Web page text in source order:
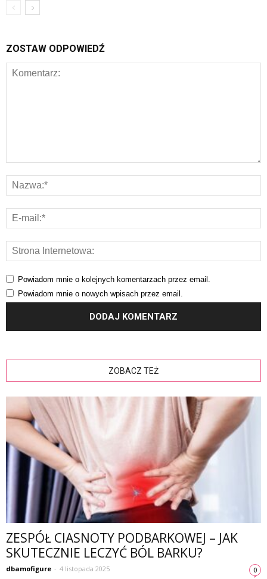
ZOSTAW ODPOWIEDŹ
Powiadom mnie o kolejnych komentarzach przez email.
Powiadom mnie o nowych wpisach przez email.
ZOBACZ TEŻ
ZESPÓŁ CIASNOTY PODBARKOWEJ – JAK
SKUTECZNIE LECZYĆ BÓL BARKU?
dbamofigure - 4 listopada 2025 0